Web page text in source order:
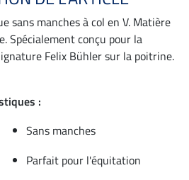
sans manches à col en V. Matière
Spécialement conçu pour la
Felix Bühler sur la poitrine.
:
Sans manches
Parfait pour l'équitation